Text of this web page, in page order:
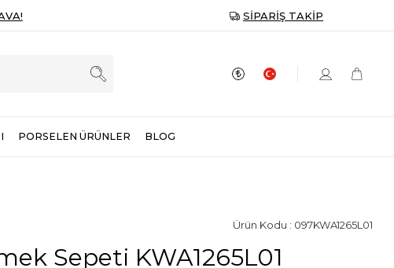
SIPARIŞ TAKIP
PORSELEN ÜRÜNLER BLOG
Ürün Kodu : 097KWA1265L01
Sepeti KWA1265L01